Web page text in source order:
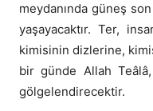
meydanında güneş
yaşayacaktır. Ter,
kimisinin dizlerine,
bir günde Allah
gölgelendirecektir.